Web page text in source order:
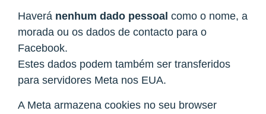
Haverá nenhum dado pessoal como o nome, a
morada ou os dados de contacto para o
Facebook.
Estes dados podem também ser transferidos
para servidores Meta nos EUA.
A Meta armazena cookies no seu browser